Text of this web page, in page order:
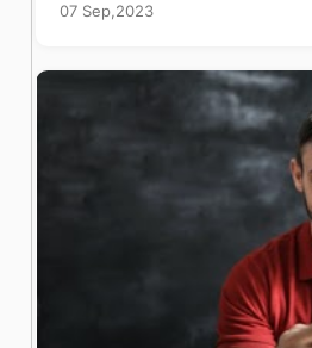
07 Sep,2023